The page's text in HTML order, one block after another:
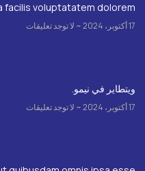
facilis voluptatatem dolorem.
17 أكتوبر، 2024 لا توجد تعليقات
ويتطاير في نيمو.
17 أكتوبر، 2024 لا توجد تعليقات